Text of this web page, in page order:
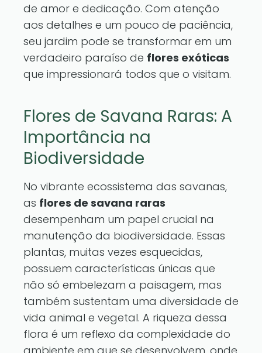
de amor e dedicação. Com atenção
aos detalhes e um pouco de paciência,
seu jardim pode se transformar em um
verdadeiro paraíso de flores exóticas
que impressionará todos que o visitam.
Flores de Savana Raras: A
Importância na
Biodiversidade
No vibrante ecossistema das savanas,
as flores de savana raras
desempenham um papel crucial na
manutenção da biodiversidade. Essas
plantas, muitas vezes esquecidas,
possuem características únicas que
não só embelezam a paisagem, mas
também sustentam uma diversidade de
vida animal e vegetal. A riqueza dessa
flora é um reflexo da complexidade do